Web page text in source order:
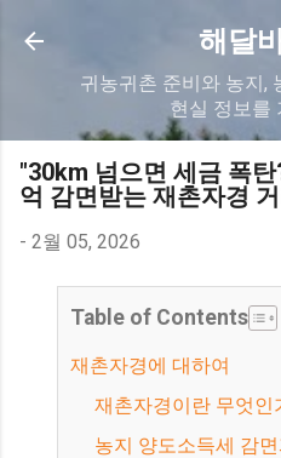
기본 콘텐츠
해달
귀농귀촌 준비와 농지,
현실 정보를
"30km 넘으면 세금 폭
억 감면받는 재촌자경
- 2월 05, 2026
Table of Contents
재촌자경에 대하여
재촌자경이란 무엇인
농지 양도소득세 감